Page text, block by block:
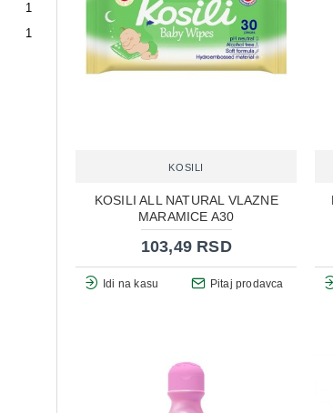
1
1
KOSILI
KOSILI ALL NATURAL VLAZNE
MARAMICE A30
103,49 RSD
Idi na kasu Pitaj prodavca